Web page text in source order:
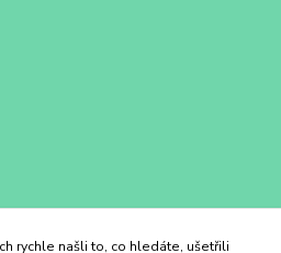
rychle našli to, co hledáte, ušetřili